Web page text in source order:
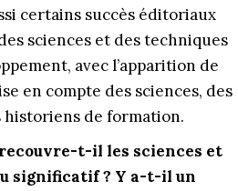
certains succès éditoriaux
sciences et des techniques
avec l’apparition de
en compte des sciences, des
historiens de formation.
recouvre-t-il les sciences et
significatif ? Y a-t-il un